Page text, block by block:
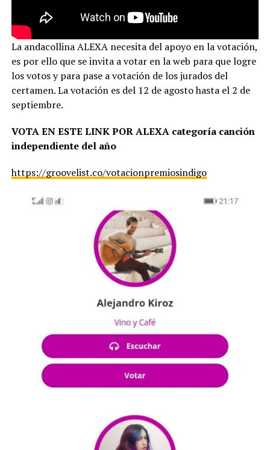
La andacollina ALEXA necesita del apoyo en la votación,
es por ello que se invita a votar en la web para que logre
los votos y para pase a votación de los jurados del
certamen. La votación es del 12 de agosto hasta el 2 de
septiembre.
VOTA EN ESTE LINK POR ALEXA categoría canción
independiente del año
https://groovelist.co/votacionpremiosindigo